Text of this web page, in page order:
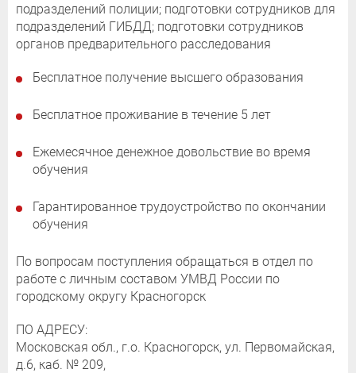
подразделений полиции; подготовки сотрудников для
подразделений ГИБДД; подготовки сотрудников
органов предварительного расследования
Бесплатное получение высшего образования
Бесплатное проживание в течение 5 лет
Ежемесячное денежное довольствие во время
обучения
Гарантированное трудоустройство по окончании
обучения
По вопросам поступления обращаться в отдел по
работе с личным составом УМВД России по
городскому округу Красногорск
ПО АДРЕСУ:
Московская обл., г.о. Красногорск, ул. Первомайская,
д.6, каб. № 209,